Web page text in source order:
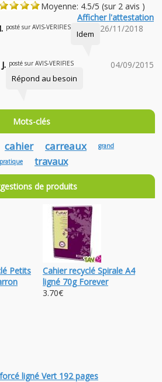
Moyenne: 4.5/5 (sur 2 avis )
Afficher l'attestation
posté sur AVIS-VERIFIES 26/11/2018
Idem
posté sur AVIS-VERIFIES 04/09/2015
Répond au besoin
Mots-clés
cahier carreaux grand
pratique travaux
de produits
Petits
Cahier recyclé Spirale A4
ligné 70g Forever
3.70€
ligné Vert 192 pages